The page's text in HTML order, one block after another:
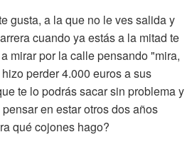
gusta, a la que no le ves salida y
cuando ya estás a la mitad te
mirar por la calle pensando "mira,
perder 4.000 euros a sus
te lo podrás sacar sin problema y
en estar otros dos años
qué cojones hago?